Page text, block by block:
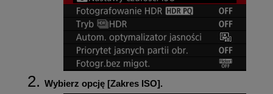
Wybierz opcję [Zakres ISO].